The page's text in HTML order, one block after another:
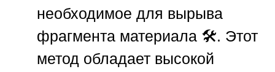
необходимое для вырыва
фрагмента материала 🛠️. Этот
метод обладает высокой